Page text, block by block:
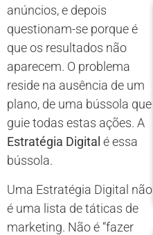
anúncios, e depois
questionam-se porque é
que os resultados não
aparecem. O problema
reside na ausência de um
plano, de uma bússola que
guie todas estas ações. A
Estratégia Digital é essa
bússola.
Uma Estratégia Digital não
é uma lista de táticas de
marketing. Não é “fazer